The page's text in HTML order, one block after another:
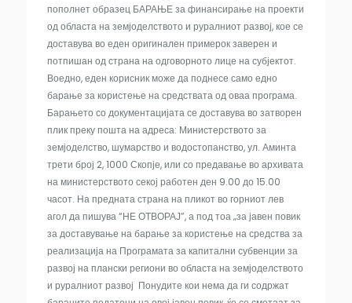
пополнет образец БАРАЊЕ за финансирање на проекти
од областа на земјоделството и руралниот развој, кое се
доставува во еден оригинален примерок заверен и
потпишан од страна на одговорното лице на субјектот.
Воедно, еден корисник може да поднесе само едно
барање за користење на средствата од оваа програма.
Барањето со документацијата се доставува во затворен
плик преку пошта на адреса: Министерството за
земјоделство, шумарство и водостопанство, ул. Аминта
трети број 2, 1000 Скопје, или со предавање во архивата
на министерството секој работен ден 9.00 до 15.00
часот. На предната страна на пликот во горниот лев
агол да пишува “НЕ ОТВОРАЈ”, а под тоа „за јавен повик
за доставување на барање за користење на средства за
реализација на Програмата за капитални субвенции за
развој на плански региони во областа на земјоделството
и руралниот развој Понудите кои нема да ги содржат